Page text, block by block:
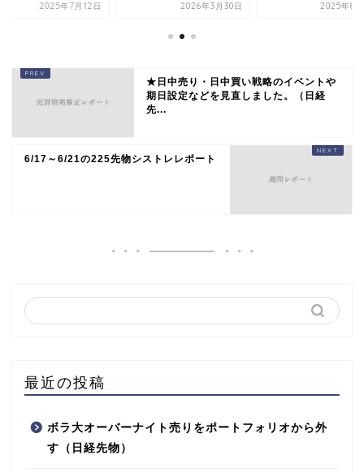
2025年7月12日 2026年3月30日 2025年8
★日中売り・日中買い戦略のイベントや
期日設定などを見直しました。（日経
先...
6/17～6/21の225先物シストレレポート
最近の投稿
ボラ大オーバーナイト売りをポートフォリオから外
す（日経先物）